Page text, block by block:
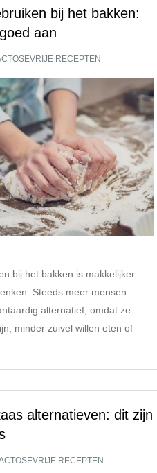
bij het bakken:
aan
RECEPTEN
bij het bakken is makkelijker
Steeds meer mensen
alternatief, omdat ze
minder zuivel willen eten of
alternatieven: dit zijn
RECEPTEN